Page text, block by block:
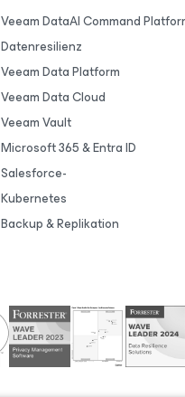
Veeam DataAI Command
Datenresilienz
Veeam Data Platform
Veeam Data Cloud
Veeam Vault
Microsoft 365 & Entra ID
Salesforce-
Kubernetes
Backup & Replikation